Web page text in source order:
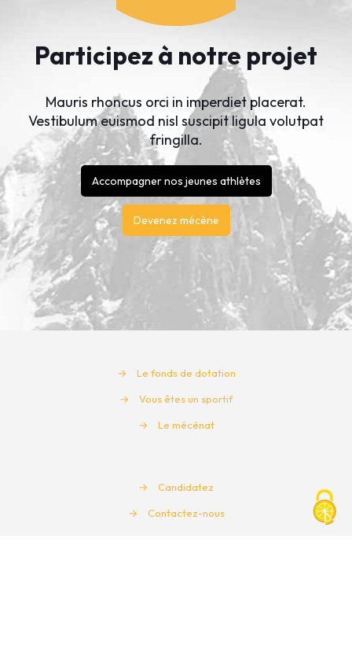
Participez à notre projet
Mauris rhoncus orci in imperdiet placerat.
Vestibulum euismod nisl suscipit ligula volutpat
fringilla.
Accompagner nos jeunes athlètes
Devenez mécène
→ Le fonds de dotation
→ Vous êtes un sportif
→ Le mécénat
→ Candidatez
→ Contactez-nous